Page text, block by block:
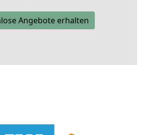
Angebote erhalten